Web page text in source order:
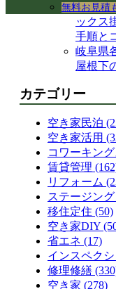
無料お見積
【岐阜
ックス
手順と
岐阜県
屋根下
カテゴリー
空き家民泊
空き家活用
コワーキン
賃貸管理
リフォーム
ステージング
移住定住 (50)
空き家DIY
省エネ (17)
インスペク
修理修繕
空き家 (278)